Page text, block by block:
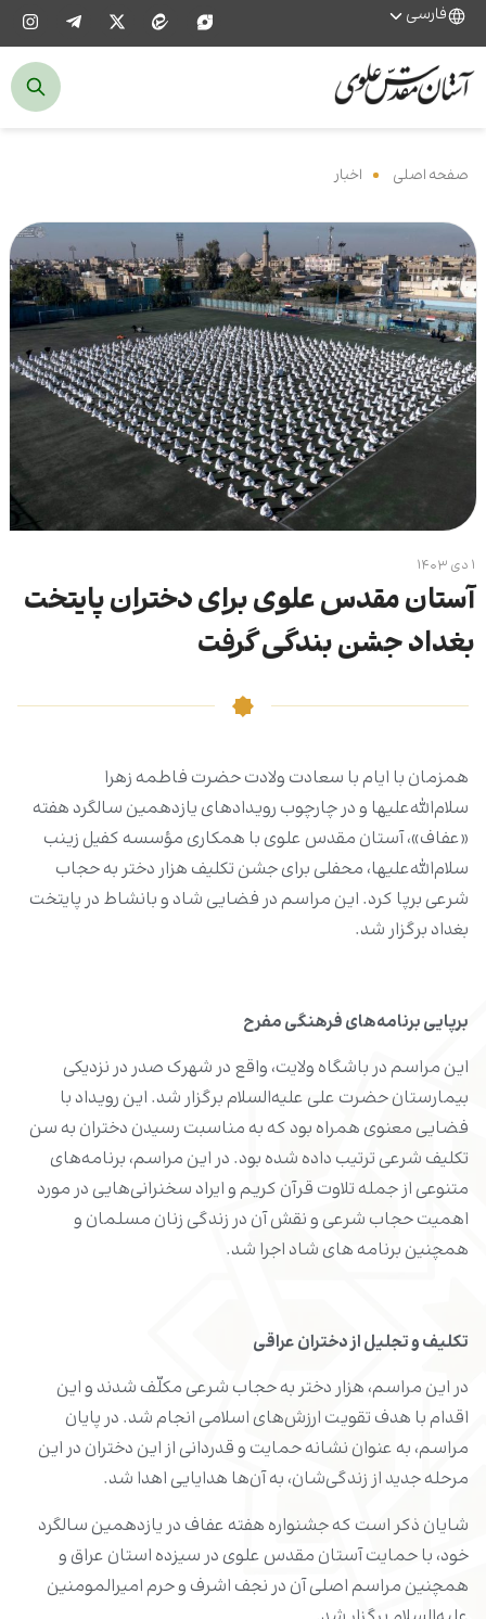
فارسی
صفحه اصلی اخبار
۱ دی ۱۴۰۳
آستان مقدس علوی برای دختران پایتخت
بغداد جشن بندگی گرفت
همزمان با ایام با سعادت ولادت حضرت فاطمه زهرا
سلام‌الله‌علیها و در چارچوب رویدادهای یازدهمین سالگرد هفته
«عفاف»، آستان مقدس علوی با همکاری مؤسسه کفیل زینب
سلام‌الله‌علیها، محفلی برای جشن تکلیف هزار دختر به حجاب
شرعی برپا کرد. این مراسم در فضایی شاد و بانشاط در پایتخت
بغداد برگزار شد.
برپایی برنامه‌های فرهنگی مفرح
این مراسم در باشگاه ولایت، واقع در شهرک صدر در نزدیکی
بیمارستان حضرت علی علیه‌السلام برگزار شد. این رویداد با
فضایی معنوی همراه بود که به مناسبت رسیدن دختران به سن
تکلیف شرعی ترتیب داده شده بود. در این مراسم، برنامه‌های
متنوعی از جمله تلاوت قرآن کریم و ایراد سخنرانی‌هایی در مورد
اهمیت حجاب شرعی و نقش آن در زندگی زنان مسلمان و
همچنین برنامه های شاد اجرا شد.
تکلیف و تجلیل از دختران عراقی
در این مراسم، هزار دختر به حجاب شرعی مکلّف شدند و این
اقدام با هدف تقویت ارزش‌های اسلامی انجام شد. در پایان
مراسم، به عنوان نشانه حمایت و قدردانی از این دختران در این
مرحله جدید از زندگی‌شان، به آن‌ها هدایایی اهدا شد.
شایان ذکر است که جشنواره هفته عفاف در یازدهمین سالگرد
خود، با حمایت آستان مقدس علوی در سیزده استان عراق و
همچنین مراسم اصلی آن در نجف اشرف و حرم امیرالمومنین